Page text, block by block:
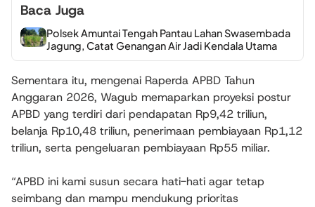
Baca Juga
Polsek Amuntai Tengah Pantau Lahan Swasembada
Jagung, Catat Genangan Air Jadi Kendala Utama
Sementara itu, mengenai Raperda APBD Tahun
Anggaran 2026, Wagub memaparkan proyeksi postur
APBD yang terdiri dari pendapatan Rp9,42 triliun,
belanja Rp10,48 triliun, penerimaan pembiayaan Rp1,12
triliun, serta pengeluaran pembiayaan Rp55 miliar.
“APBD ini kami susun secara hati-hati agar tetap
seimbang dan mampu mendukung prioritas